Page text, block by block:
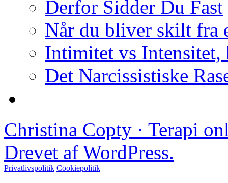
Derfor Sidder Du Fast
Når du bliver skilt fra
Intimitet vs Intensitet,
Det Narcissistiske
Christina Copty · Terapi
Drevet af WordPress.
Privatlivspolitik Cookiepolitik